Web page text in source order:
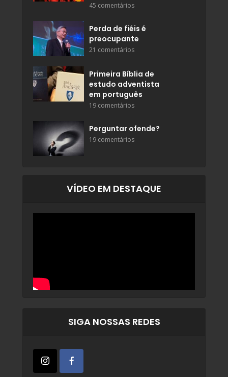
45 comentários
Perda de fiéis é
preocupante
21 comentários
Primeira Bíblia de
estudo adventista
em português
19 comentários
Perguntar ofende?
19 comentários
VÍDEO EM DESTAQUE
SIGA NOSSAS REDES